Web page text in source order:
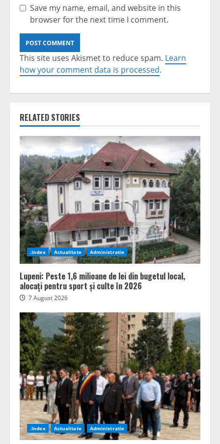
Save my name, email, and website in this
browser for the next time I comment.
This site uses Akismet to reduce spam. Learn
how your comment data is processed.
RELATED STORIES
.Index Actualitate Administratie
Lupeni: Peste 1,6 milioane de lei din bugetul local,
alocați pentru sport și culte în 2026
7 August 2026
.Index Actualitate Administratie